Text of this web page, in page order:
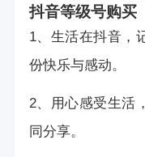
抖音等级号购买
1、生活在抖音，
份快乐与感动。
2、用心感受生活
同分享。